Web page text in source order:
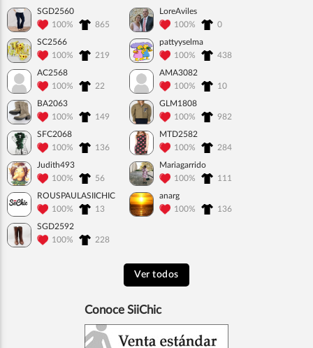
SGD2560
100%
865
LoreAviles
100%
0
SC2566
100%
219
pattyyselma
100%
438
AC2568
100%
22
AMA3082
100%
10
BA2063
100%
149
GLM1808
100%
982
SFC2068
100%
136
MTD2582
100%
284
Judith493
100%
56
Mariagarrido
100%
111
ROUSPAULASIICHIC
100%
13
anarg
100%
136
SGD2592
100%
228
Ver todos
Conoce SiiChic